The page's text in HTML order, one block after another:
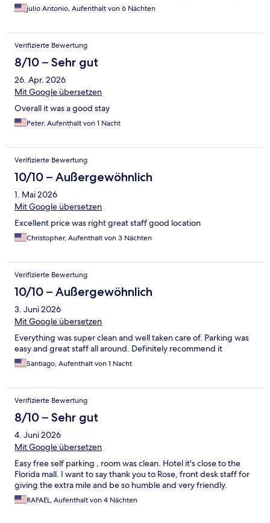
julio Antonio, Aufenthalt von 6 Nächten
Verifizierte Bewertung
8/10 – Sehr gut
26. Apr. 2026
Mit Google übersetzen
Overall it was a good stay
Peter, Aufenthalt von 1 Nacht
Verifizierte Bewertung
10/10 – Außergewöhnlich
1. Mai 2026
Mit Google übersetzen
Excellent price was right great staff good location
Christopher, Aufenthalt von 3 Nächten
Verifizierte Bewertung
10/10 – Außergewöhnlich
3. Juni 2026
Mit Google übersetzen
Everything was super clean and well taken care of. Parking was
easy and great staff all around. Definitely recommend it
Santiago, Aufenthalt von 1 Nacht
Verifizierte Bewertung
8/10 – Sehr gut
4. Juni 2026
Mit Google übersetzen
Easy free self parking , room was clean. Hotel it's close to the
Florida mall. I want to say thank you to Rose, front desk staff for
giving the extra mile and be so humble and very friendly.
RAFAEL, Aufenthalt von 4 Nächten